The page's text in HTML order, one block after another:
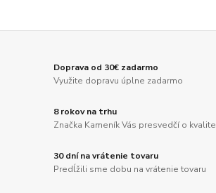
Doprava od 30€ zadarmo
Využite dopravu úplne zadarmo
8 rokov na trhu
Značka Kameník Vás presvedčí o kvalite
30 dní na vrátenie tovaru
Predĺžili sme dobu na vrátenie tovaru